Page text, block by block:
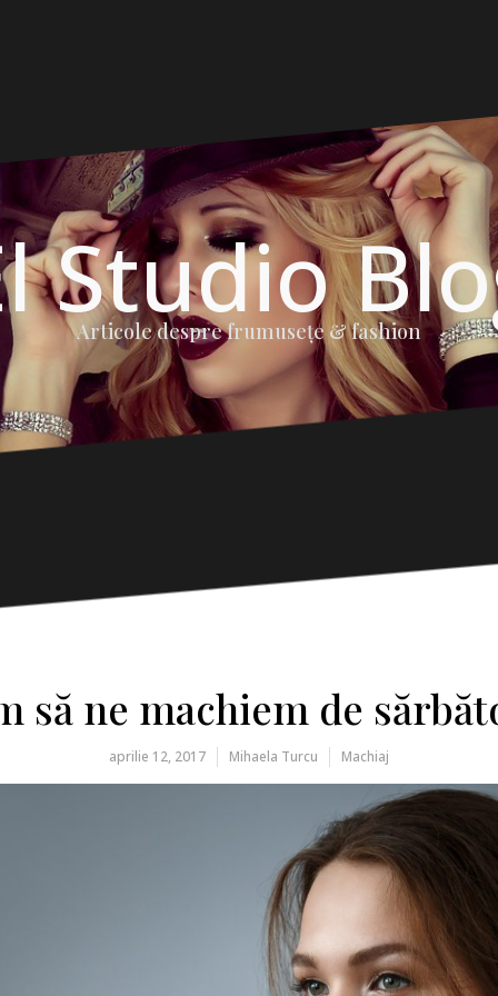
Studio
Articole despre frumuseţe & fashion
să ne machiem de
aprilie 12, 2017 Mihaela Turcu Machiaj